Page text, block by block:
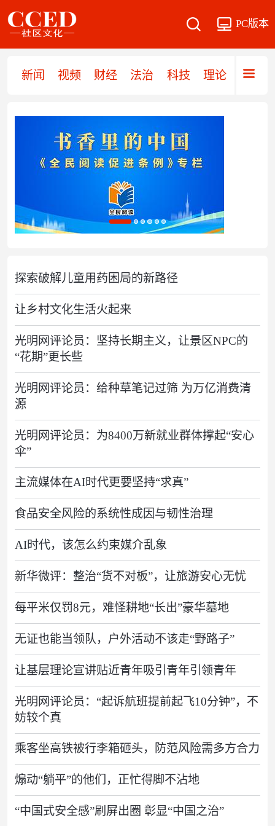
PC版本
新闻 视频 财经 法治 科技 理论 党建
探索破解儿童用药困局的新路径
让乡村文化生活火起来
光明网评论员：坚持长期主义，让景区NPC的
“花期”更长些
光明网评论员：给种草笔记过筛 为万亿消费清
源
光明网评论员：为8400万新就业群体撑起“安心
伞”
主流媒体在AI时代更要坚持“求真”
食品安全风险的系统性成因与韧性治理
AI时代，该怎么约束媒介乱象
新华微评：整治“货不对板”，让旅游安心无忧
每平米仅罚8元，难怪耕地“长出”豪华墓地
无证也能当领队，户外活动不该走“野路子”
让基层理论宣讲贴近青年吸引青年引领青年
光明网评论员：“起诉航班提前起飞10分钟”，不
妨较个真
乘客坐高铁被行李箱砸头，防范风险需多方合力
煽动“躺平”的他们，正忙得脚不沾地
“中国式安全感”刷屏出圈 彰显“中国之治”